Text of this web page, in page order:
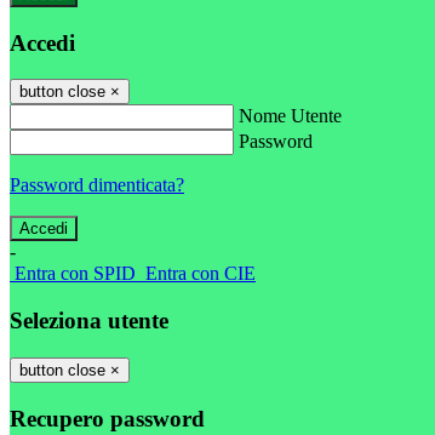
Accedi
button close ×
Nome Utente
Password
Password dimenticata?
-
Entra con SPID Entra con CIE
Seleziona utente
button close ×
Recupero password